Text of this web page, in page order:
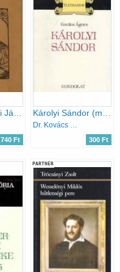
740 Ft 300 Ft
PARTNER